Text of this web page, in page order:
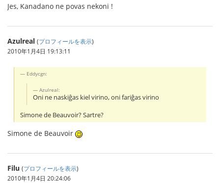
Jes, Kanadano ne povas nekoni !
Azulreal (プロフィールを表示)
2010年1月4日 19:13:11
Eddycgn:
Azulreal:
Oni ne naskiĝas kiel virino, oni fariĝas virino
Simone de Beauvoir? Sartre?
Simone de Beauvoir
Filu (プロフィールを表示)
2010年1月4日 20:24:06